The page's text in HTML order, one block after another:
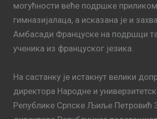
могућности веће подршке
гимназијалаца, а исказана је и
Амбасади Француске на подршци
ученика из француског језика.
На састанку је истакнут велики
директора Народне и
Републике Српске Љиље Петровић